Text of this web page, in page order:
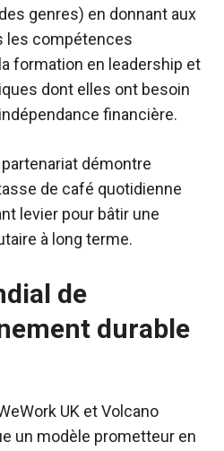
des genres) en donnant aux
les compétences
formation en leadership et
dont elles ont besoin
financière.
démontre
de café quotidienne
levier pour bâtir une
à long terme.
de
durable
UK et Volcano
un modèle prometteur en